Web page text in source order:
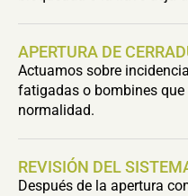
APERTURA DE
Actuamos sobre
fatigadas o bombines
normalidad.
REVISIÓN DEL
Después de la apertura